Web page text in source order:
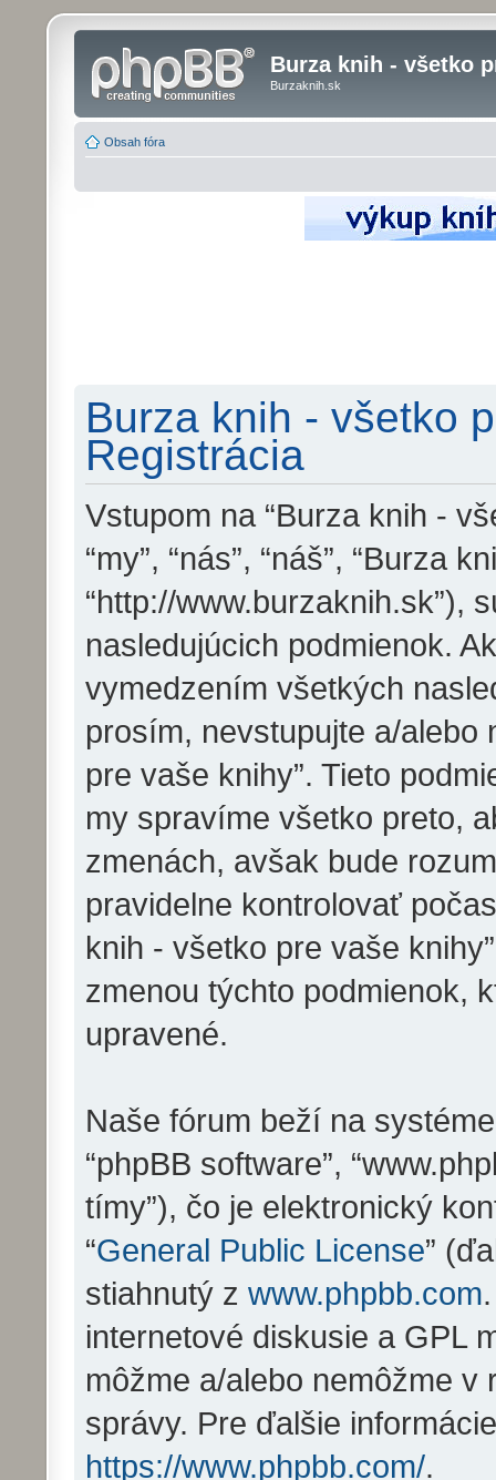
Burza knih - všetko
Burzaknih.sk
Obsah fóra
Burza knih - všetko
Registrácia
Vstupom na “Burza knih -
“my”, “nás”, “náš”, “Burza
“http://www.burzaknih.sk”),
nasledujúcich podmienok.
vymedzením všetkých
prosím, nevstupujte a/alebo
pre vaše knihy”. Tieto
my spravíme všetko preto,
zmenách, avšak bude
pravidelne kontrolovať
knih - všetko pre vaše
zmenou týchto podmienok,
upravené.
Naše fórum beží na systéme
“phpBB software”,
tímy”), čo je elektronický
“General Public License”
stiahnutý z www.phpbb.com
internetové diskusie a GPL
môžme a/alebo nemôžme v
správy. Pre ďalšie
https://www.phpbb.com/.